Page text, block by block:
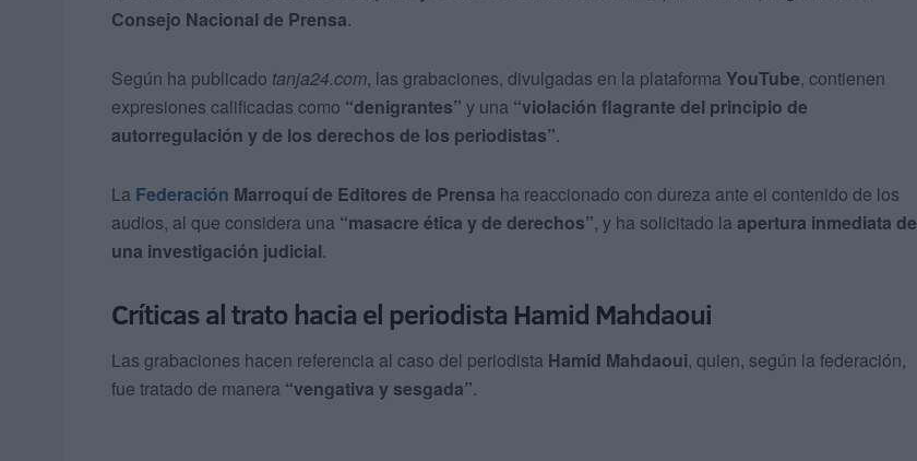
Consejo Nacional de Prensa.
Según ha publicado tanja24.com, las grabaciones, divulgadas en la plataforma YouTube, contienen
expresiones calificadas como “denigrantes” y una “violación flagrante del principio de
autorregulación y de los derechos de los periodistas”.
La Federación Marroquí de Editores de Prensa ha reaccionado con dureza ante el contenido de los
audios, al que considera una “masacre ética y de derechos”, y ha solicitado la apertura inmediata de
una investigación judicial.
Críticas al trato hacia el periodista Hamid Mahdaoui
Las grabaciones hacen referencia al caso del periodista Hamid Mahdaoui, quien, según la federación,
fue tratado de manera “vengativa y sesgada”.